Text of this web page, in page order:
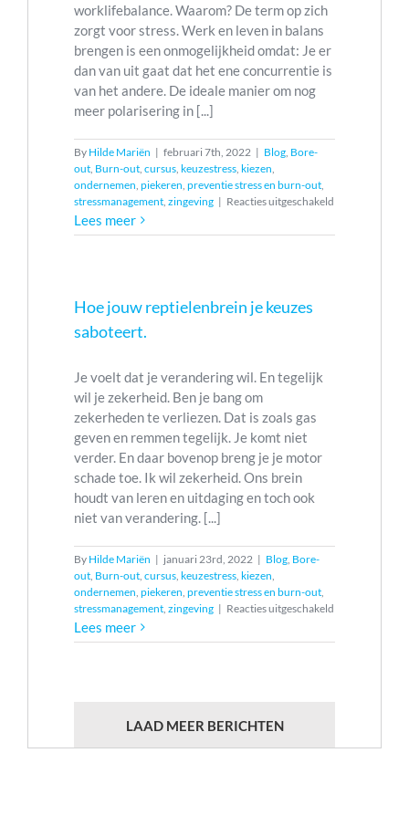
worklifebalance. Waarom? De term op zich
zorgt voor stress. Werk en leven in balans
brengen is een onmogelijkheid omdat: Je er
dan van uit gaat dat het ene concurrentie is
van het andere. De ideale manier om nog
meer polarisering in [...]
By Hilde Mariën | februari 7th, 2022 | Blog, Bore-
out, Burn-out, cursus, keuzestress, kiezen,
ondernemen, piekeren, preventie stress en burn-out,
stressmanagement, zingeving | Reacties uitgeschakeld
met
Lees meer
Hoe jouw reptielenbrein je keuzes
saboteert.
Je voelt dat je verandering wil. En tegelijk
wil je zekerheid. Ben je bang om
zekerheden te verliezen. Dat is zoals gas
geven en remmen tegelijk. Je komt niet
verder. En daar bovenop breng je je motor
schade toe. Ik wil zekerheid. Ons brein
houdt van leren en uitdaging en toch ook
niet van verandering. [...]
By Hilde Mariën | januari 23rd, 2022 | Blog, Bore-
out, Burn-out, cursus, keuzestress, kiezen,
ondernemen, piekeren, preventie stress en burn-out,
stressmanagement, zingeving | Reacties uitgeschakeld
jouw
Lees meer
LAAD MEER BERICHTEN